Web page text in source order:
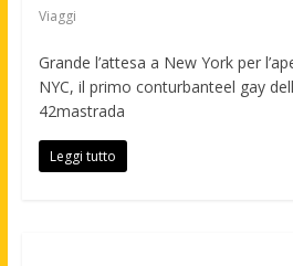
Viaggi
Grande l’attesa a New York per
NYC, il primo conturbanteel gay
42mastrada
Leggi tutto